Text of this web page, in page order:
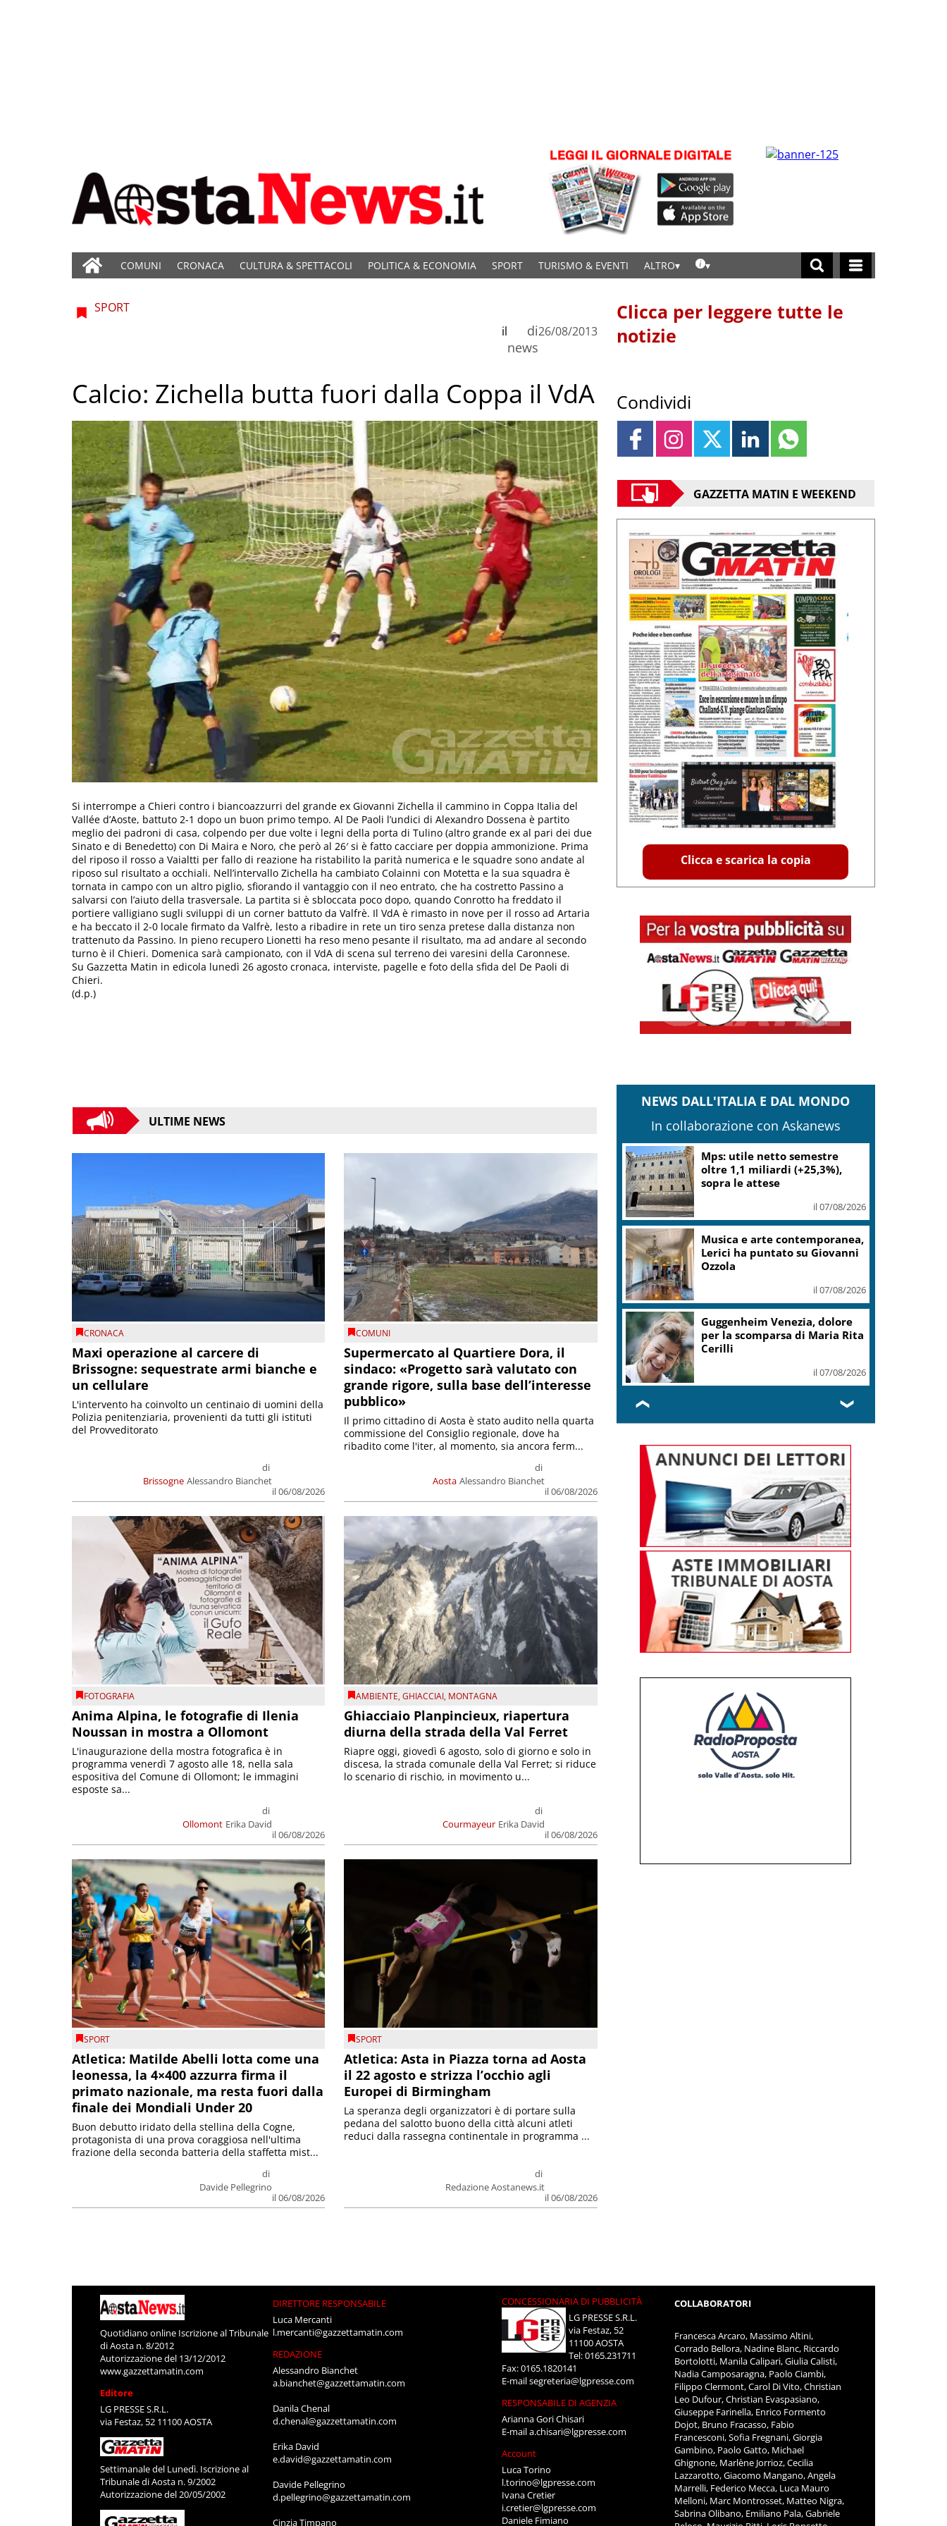
COMUNI CRONACA CULTURA & SPETTACOLI POLITICA & ECONOMIA SPORT TURISMO & EVENTI ALTRO
SPORT
di
news
il 26/08/2013
Calcio: Zichella butta fuori dalla Coppa il VdA
Si interrompe a Chieri contro i biancoazzurri del grande ex Giovanni Zichella il cammino in Coppa Italia del
Vallée d’Aoste, battuto 2-1 dopo un buon primo tempo. Al De Paoli l’undici di Alexandro Dossena è partito
meglio dei padroni di casa, colpendo per due volte i legni della porta di Tulino (altro grande ex al pari dei due
Sinato e di Benedetto) con Di Maira e Noro, che però al 26′ si è fatto cacciare per doppia ammonizione. Prima
del riposo il rosso a Vaialtti per fallo di reazione ha ristabilito la parità numerica e le squadre sono andate al
riposo sul risultato a occhiali. Nell’intervallo Zichella ha cambiato Colainni con Motetta e la sua squadra è
tornata in campo con un altro piglio, sfiorando il vantaggio con il neo entrato, che ha costretto Passino a
salvarsi con l’aiuto della trasversale. La partita si è sbloccata poco dopo, quando Conrotto ha freddato il
portiere valligiano sugli sviluppi di un corner battuto da Valfrè. Il VdA è rimasto in nove per il rosso ad Artaria
e ha beccato il 2-0 locale firmato da Valfrè, lesto a ribadire in rete un tiro senza pretese dalla distanza non
trattenuto da Passino. In pieno recupero Lionetti ha reso meno pesante il risultato, ma ad andare al secondo
turno è il Chieri. Domenica sarà campionato, con il VdA di scena sul terreno dei varesini della Caronnese.
Su Gazzetta Matin in edicola lunedì 26 agosto cronaca, interviste, pagelle e foto della sfida del De Paoli di
Chieri.
(d.p.)
ULTIME NEWS
CRONACA
Maxi operazione al carcere di
Brissogne: sequestrate armi bianche e
un cellulare
Brissogne
di
Alessandro Bianchet
il 06/08/2026
L'intervento ha coinvolto un centinaio di uomini della
Polizia penitenziaria, provenienti da tutti gli istituti
del Provveditorato
COMUNI
Supermercato al Quartiere Dora, il
sindaco: «Progetto sarà valutato con
grande rigore, sulla base dell’interesse
pubblico»
Aosta
di
Alessandro Bianchet
il 06/08/2026
Il primo cittadino di Aosta è stato audito nella quarta
commissione del Consiglio regionale, dove ha
ribadito come l'iter, al momento, sia ancora ferm...
FOTOGRAFIA
Anima Alpina, le fotografie di Ilenia
Noussan in mostra a Ollomont
Ollomont
di
Erika David
il 06/08/2026
L'inaugurazione della mostra fotografica è in
programma venerdì 7 agosto alle 18, nella sala
espositiva del Comune di Ollomont; le immagini
esposte sa...
AMBIENTE,GHIACCIAI, MONTAGNA
Ghiacciaio Planpincieux, riapertura
diurna della strada della Val Ferret
Courmayeur
di
Erika David
il 06/08/2026
Riapre oggi, giovedì 6 agosto, solo di giorno e solo in
discesa, la strada comunale della Val Ferret; si riduce
lo scenario di rischio, in movimento u...
SPORT
Atletica: Matilde Abelli lotta come una
leonessa, la 4×400 azzurra firma il
primato nazionale, ma resta fuori dalla
finale dei Mondiali Under 20
di
Davide Pellegrino
il 06/08/2026
Buon debutto iridato della stellina della Cogne,
protagonista di una prova coraggiosa nell'ultima
frazione della seconda batteria della staffetta mist...
SPORT
Atletica: Asta in Piazza torna ad Aosta
il 22 agosto e strizza l’occhio agli
Europei di Birmingham
di
Redazione Aostanews.it
il 06/08/2026
La speranza degli organizzatori è di portare sulla
pedana del salotto buono della città alcuni atleti
reduci dalla rassegna continentale in programma ...
Clicca per leggere tutte le
notizie
Condividi
GAZZETTA MATIN E WEEKEND
Clicca e scarica la copia
NEWS DALL'ITALIA E DAL MONDO
In collaborazione con Askanews
Mps: utile netto semestre
oltre 1,1 miliardi (+25,3%),
sopra le attese
il 07/08/2026
Musica e arte contemporanea,
Lerici ha puntato su Giovanni
Ozzola
il 07/08/2026
Guggenheim Venezia, dolore
per la scomparsa di Maria Rita
Cerilli
il 07/08/2026
❮ ❯
Quotidiano online Iscrizione al Tribunale
di Aosta n. 8/2012
Autorizzazione del 13/12/2012
www.gazzettamatin.com
Editore
LG PRESSE S.R.L.
via Festaz, 52 11100 AOSTA
Settimanale del Lunedì. Iscrizione al
Tribunale di Aosta n. 9/2002
Autorizzazione del 20/05/2002
DIRETTORE RESPONSABILE
Luca Mercanti
l.mercanti@gazzettamatin.com
REDAZIONE
Alessandro Bianchet
a.bianchet@gazzettamatin.com
Danila Chenal
d.chenal@gazzettamatin.com
Erika David
e.david@gazzettamatin.com
Davide Pellegrino
d.pellegrino@gazzettamatin.com
Cinzia Timpano
CONCESSIONARIA DI PUBBLICITÀ
LG PRESSE S.R.L.
via Festaz, 52
11100 AOSTA
Tel: 0165.231711
Fax: 0165.1820141
E-mailsegreteria@lgpresse.com
RESPONSABILE DI AGENZIA
Arianna Gori Chisari
E-maila.chisari@lgpresse.com
Account
Luca Torino
l.torino@lgpresse.com
Ivana Cretier
i.cretier@lgpresse.com
Daniele Fimiano
COLLABORATORI
Francesca Arcaro, Massimo Altini,
Corrado Bellora, Nadine Blanc, Riccardo
Bortolotti, Manila Calipari, Giulia Calisti,
Nadia Camposaragna, Paolo Ciambi,
Filippo Clermont, Carol Di Vito, Christian
Leo Dufour, Christian Evaspasiano,
Giuseppe Farinella, Enrico Formento
Dojot, Bruno Fracasso, Fabio
Francesconi, Sofia Fregnani, Giorgia
Gambino, Paolo Gatto, Michael
Ghignone, Marlène Jorrioz, Cecilia
Lazzarotto, Giacomo Mangano, Angela
Marrelli, Federico Mecca, Luca Mauro
Melloni, Marc Montrosset, Matteo Nigra,
Sabrina Olibano, Emiliano Pala, Gabriele